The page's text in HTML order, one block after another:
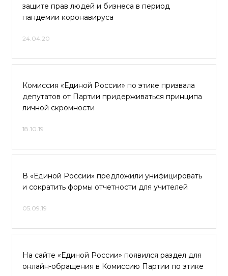
защите прав людей и бизнеса в период
пандемии коронавируса
24.04.20
Комиссия «Единой России» по этике призвала
депутатов от Партии придерживаться принципа
личной скромности
18.10.19
В «Единой России» предложили унифицировать
и сократить формы отчетности для учителей
05.09.19
На сайте «Единой России» появился раздел для
онлайн-обращения в Комиссию Партии по этике